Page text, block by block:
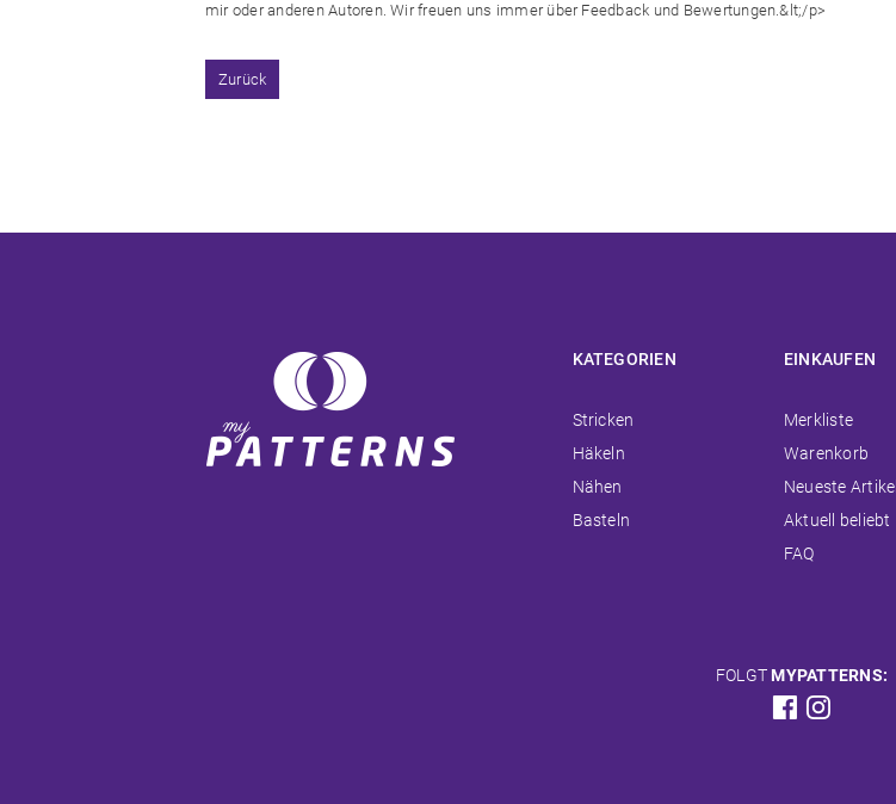
mir oder anderen Autoren. Wir freuen uns immer über Feedback und Bewertungen.&lt;/p>
Zurück
KATEGORIEN
Navigation
überspringen
Stricken
Häkeln
Nähen
Basteln
EINKAUFEN
Navigation
überspringen
Merkliste
Warenkorb
Neueste Artikel
Aktuell beliebt
FAQ
FOLGT MYPATTERNS: